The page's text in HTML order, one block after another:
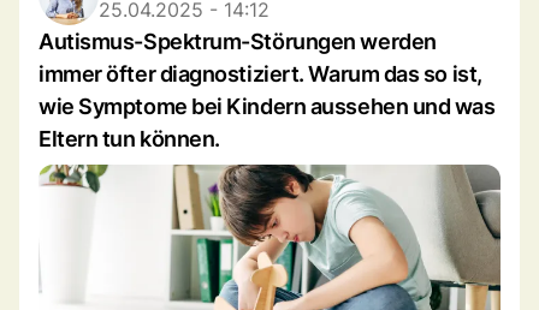
25.04.2025 - 14:12
Autismus-Spektrum-Störungen werden
immer öfter diagnostiziert. Warum das so ist,
wie Symptome bei Kindern aussehen und was
Eltern tun können.